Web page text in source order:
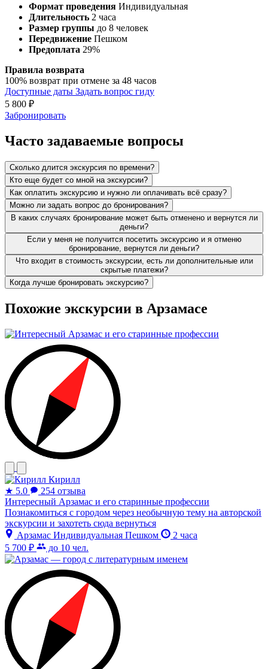
Формат проведения Индивидуальная
Длительность 2 часа
Размер группы до 8 человек
Передвижение Пешком
Предоплата 29%
Правила возврата
100% возврат при отмене за 48 часов
Доступные даты Задать вопрос гиду
5 800 ₽
Забронировать
Часто задаваемые вопросы
Сколько длится экскурсия по времени?
Кто еще будет со мной на экскурсии?
Как оплатить экскурсию и нужно ли оплачивать всё сразу?
Можно ли задать вопрос до бронирования?
В каких случаях бронирование может быть отменено и вернутся ли
деньги?
Если у меня не получится посетить экскурсию и я отменю
бронирование, вернутся ли деньги?
Что входит в стоимость экскурсии, есть ли дополнительные или
скрытые платежи?
Когда лучше бронировать экскурсию?
Похожие экскурсии в Арзамасе
Кирилл
★ 5.0
254 отзыва
Интересный Арзамас и его старинные профессии
Познакомиться с городом через необычную тему на авторской
экскурсии и захотеть сюда вернуться
Арзамас Индивидуальная Пешком
2 часа
5 700 ₽
до 10 чел.